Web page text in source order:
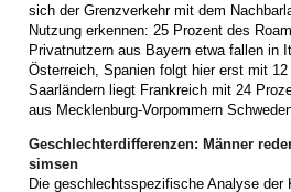
sich der Grenzverkehr mit dem
Nutzung erkennen: 25 Prozent des
Privatnutzern aus Bayern etwa fallen in
Österreich, Spanien folgt hier erst mit
Saarländern liegt Frankreich mit 24
aus Mecklenburg-Vorpommern
Geschlechterdifferenzen: Männer
simsen
Die geschlechtsspezifische Analyse der